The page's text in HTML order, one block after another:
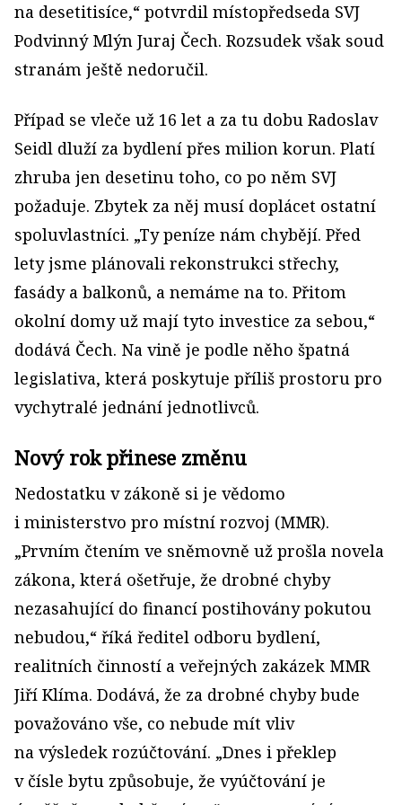
na desetitisíce,“ potvrdil místopředseda SVJ
Podvinný Mlýn Juraj Čech. Rozsudek však soud
stranám ještě nedoručil.
Případ se vleče už 16 let a za tu dobu Radoslav
Seidl dluží za bydlení přes milion korun. Platí
zhruba jen desetinu toho, co po něm SVJ
požaduje. Zbytek za něj musí doplácet ostatní
spoluvlastníci. „Ty peníze nám chybějí. Před
lety jsme plánovali rekonstrukci střechy,
fasády a balkonů, a nemáme na to. Přitom
okolní domy už mají tyto investice za sebou,“
dodává Čech. Na vině je podle něho špatná
legislativa, která poskytuje příliš prostoru pro
vychytralé jednání jednotlivců.
Nový rok přinese změnu
Nedostatku v zákoně si je vědomo
i ministerstvo pro místní rozvoj (MMR).
„Prvním čtením ve sněmovně už prošla novela
zákona, která ošetřuje, že drobné chyby
nezasahující do financí postihovány pokutou
nebudou,“ říká ředitel odboru bydlení,
realitních činností a veřejných zakázek MMR
Jiří Klíma. Dodává, že za drobné chyby bude
považováno vše, co nebude mít vliv
na výsledek rozúčtování. „Dnes i překlep
v čísle bytu způsobuje, že vyúčtování je